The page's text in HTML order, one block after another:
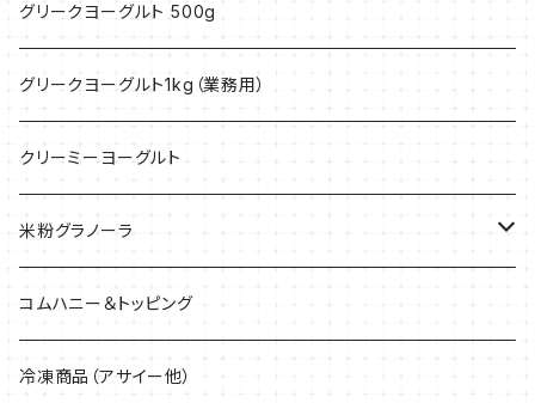
グリークヨーグルト 500g
グリークヨーグルト1kg（業務用）
クリーミーヨーグルト
米粉グラノーラ
40g
200g
コムハニー＆トッピング
冷凍商品（アサイー他）